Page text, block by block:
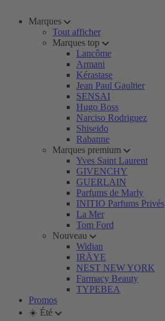
Marques
Tout afficher
Marques top
Lancôme
Armani
Kérastase
Jean Paul Gaultier
SENSAI
Hugo Boss
Narciso Rodriguez
Shiseido
Rabanne
Marques premium
Yves Saint Laurent
GIVENCHY
GUERLAIN
Parfums de Marly
INITIO Parfums Privés
La Mer
Tom Ford
Nouveau
Widian
IRÄYE
NEST NEW YORK
Farmacy Beauty
TYPEBEA
Promos
☀️ Été